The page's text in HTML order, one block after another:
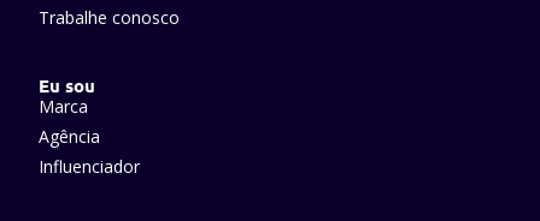
Trabalhe conosco
Eu sou
Marca
Agência
Influenciador